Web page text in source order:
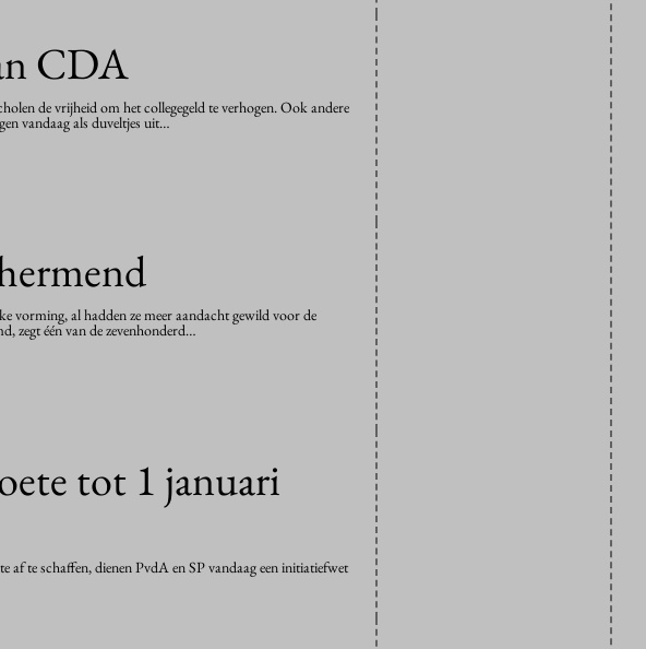
CDA
de vrijheid om het collegegeld te verhogen. Ook andere
vandaag als duveltjes uit…
vorming, al hadden ze meer aandacht gewild voor de
zegt één van de zevenhonderd…
tot 1 januari
af te schaffen, dienen PvdA en SP vandaag een initiatiefwet